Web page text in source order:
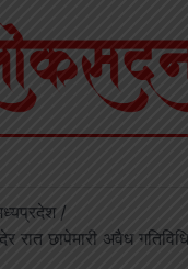
रात छापेमारी अवैध